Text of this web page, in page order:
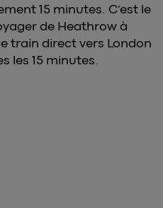
15 minutes. C’est le
de Heathrow à
train direct vers London
les 15 minutes.